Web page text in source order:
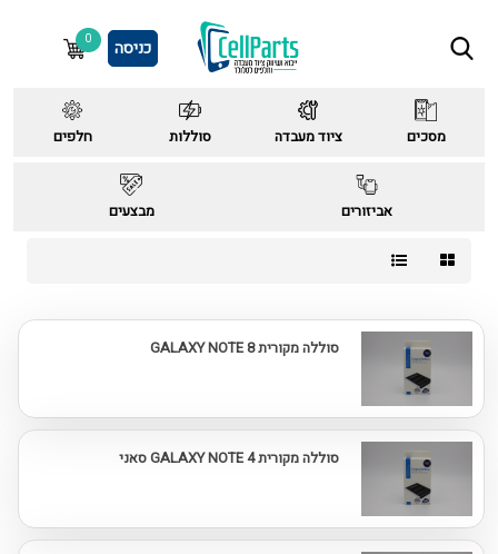
כניסה 0
מסכים ציוד מעבדה סוללות חלפים
אביזורים מבצעים
סוללה מקורית GALAXY NOTE 8
סוללה מקורית GALAXY NOTE 4 סאני